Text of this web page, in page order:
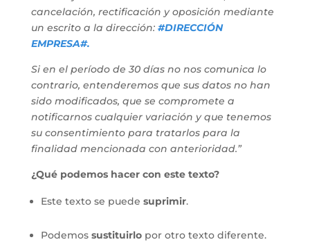
cancelación, rectificación y oposición mediante
un escrito a la dirección: #DIRECCIÓN
EMPRESA#.
Si en el período de 30 días no nos comunica lo
contrario, entenderemos que sus datos no han
sido modificados, que se compromete a
notificarnos cualquier variación y que tenemos
su consentimiento para tratarlos para la
finalidad mencionada con anterioridad.”
¿Qué podemos hacer con este texto?
Este texto se puede suprimir.
Podemos sustituirlopor otro texto diferente.